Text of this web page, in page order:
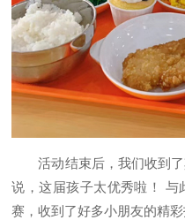
活动结束后，我们收到
说，这届孩子太优秀啦！
赛，收到了好多小朋友的精彩